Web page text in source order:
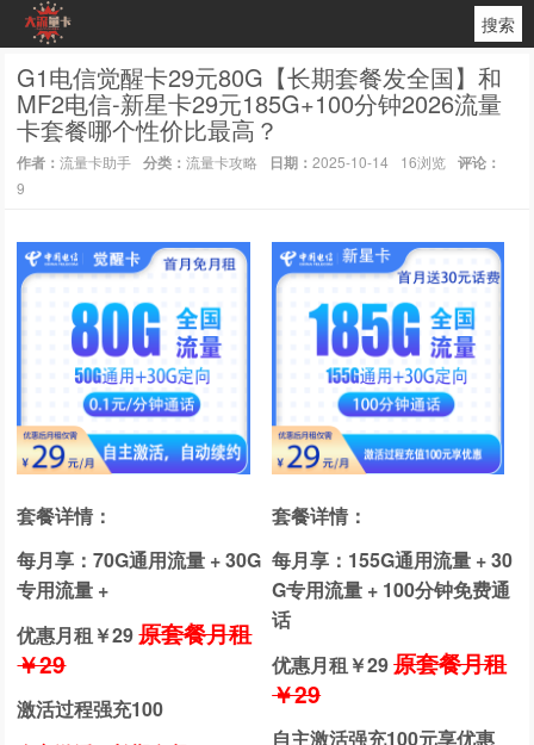
搜索
G1电信觉醒卡29元80G【长期套餐发全国】和
MF2电信-新星卡29元185G+100分钟2026流量
卡套餐哪个性价比最高？
作者：流量卡助手 分类：流量卡攻略 日期：2025-10-14 16浏览 评论：
9
套餐详情：
每月享：70G通用流量 + 30G
专用流量 +
优惠月租￥29原套餐月租
￥29
激活过程强充100
套餐详情：
每月享：155G通用流量 + 30
G专用流量 + 100分钟免费通
话
优惠月租￥29原套餐月租
￥29
自主激活强充100元享优惠